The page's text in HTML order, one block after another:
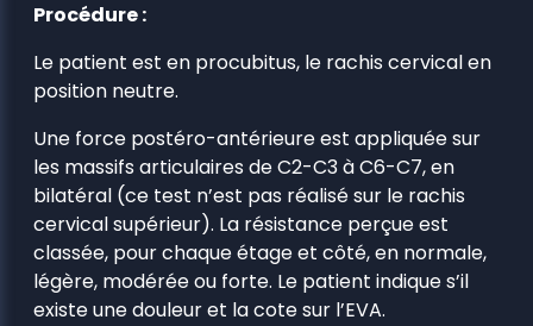
Procédure :
Le patient est en procubitus, le rachis cervical en
position neutre.
Une force postéro-antérieure est appliquée sur
les massifs articulaires de C2-C3 à C6-C7, en
bilatéral (ce test n’est pas réalisé sur le rachis
cervical supérieur). La résistance perçue est
classée, pour chaque étage et côté, en normale,
légère, modérée ou forte. Le patient indique s’il
existe une douleur et la cote sur l’EVA.